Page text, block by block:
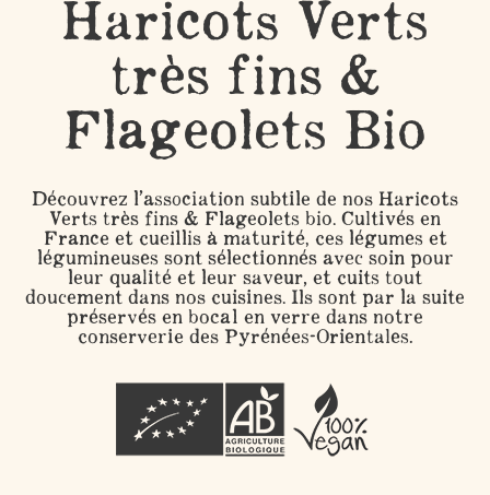
Haricots Verts
très fins &
Flageolets Bio
Découvrez l’association subtile de nos Haricots
Verts très fins & Flageolets bio. Cultivés en
France et cueillis à maturité, ces légumes et
légumineuses sont sélectionnés avec soin pour
leur qualité et leur saveur, et cuits tout
doucement dans nos cuisines. Ils sont par la suite
préservés en bocal en verre dans notre
conserverie des Pyrénées-Orientales.